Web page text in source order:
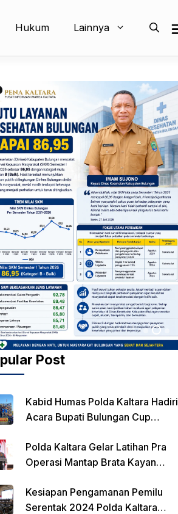
Hukum Lainnya
Post
Kabid Humas Polda Kaltara Hadiri
Acara Bupati Bulungan Cup
Polda Kaltara Gelar Latihan Pra
Operasi Mantap Brata Kayan
Kesiapan Pengamanan Pemilu
Serentak 2024 Polda Kaltara